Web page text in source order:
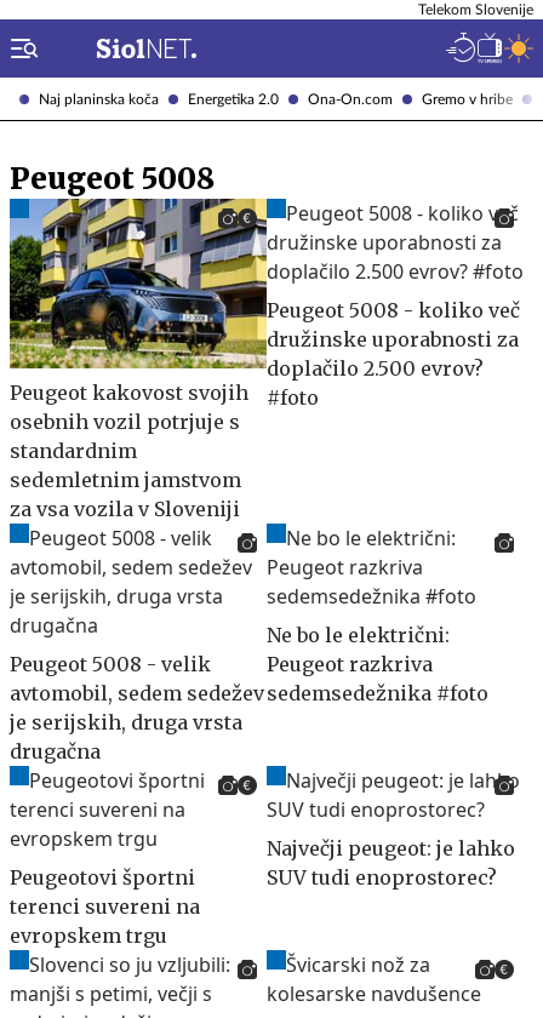
Naj planinska koča Energetika 2.0 Ona-On.com Gremo v hribe
Telekom Slovenije
Peugeot 5008
Peugeot kakovost svojih
osebnih vozil potrjuje s
standardnim
sedemletnim jamstvom
za vsa vozila v Sloveniji
Peugeot 5008 - koliko več
družinske uporabnosti za
doplačilo 2.500 evrov?
#foto
Peugeot 5008 - velik
avtomobil, sedem sedežev
je serijskih, druga vrsta
drugačna
Ne bo le električni:
Peugeot razkriva
sedemsedežnika #foto
Peugeotovi športni
terenci suvereni na
evropskem trgu
Največji peugeot: je lahko
SUV tudi enoprostorec?